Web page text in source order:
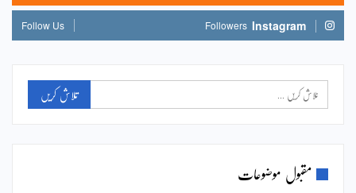
Instagram
Followers
Follow Us
مقبول موضوعات